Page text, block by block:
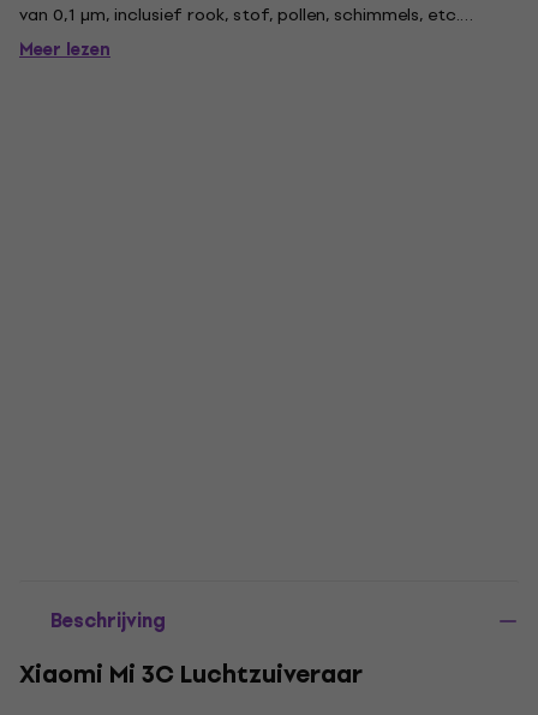
van 0,1 μm, inclusief rook, stof, pollen, schimmels, etc.
Reinigingssnelheid 320 m3 / uur, per uur reinigt de lucht in
een kamer met een oppervlakte van 106m2, geluid 31-61dB...
Meer lezen
Beschrijving
Xiaomi Mi 3C Luchtzuiveraar